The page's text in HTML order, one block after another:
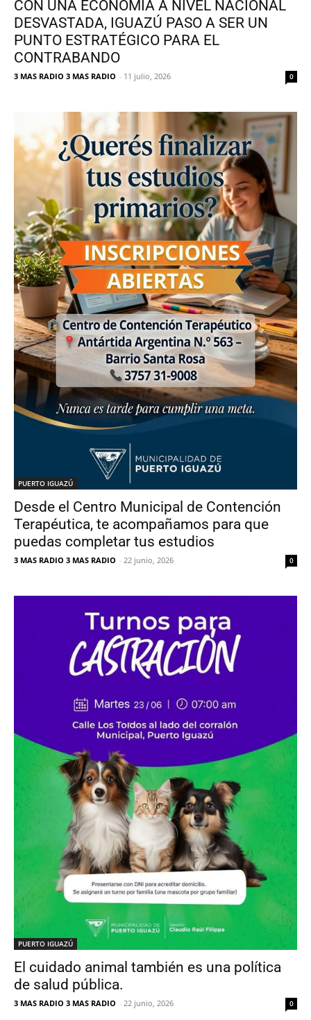
CON UNA ECONOMÍA A NIVEL NACIONAL
DESVASTADA, IGUAZÚ PASO A SER UN
PUNTO ESTRATÉGICO PARA EL
CONTRABANDO
3 MAS RADIO 3 MAS RADIO - 11 julio, 2026 0
PUERTO IGUAZÚ
Desde el Centro Municipal de Contención
Terapéutica, te acompañamos para que
puedas completar tus estudios
3 MAS RADIO 3 MAS RADIO - 22 junio, 2026 0
PUERTO IGUAZÚ
El cuidado animal también es una política
de salud pública.
3 MAS RADIO 3 MAS RADIO - 22 junio, 2026 0